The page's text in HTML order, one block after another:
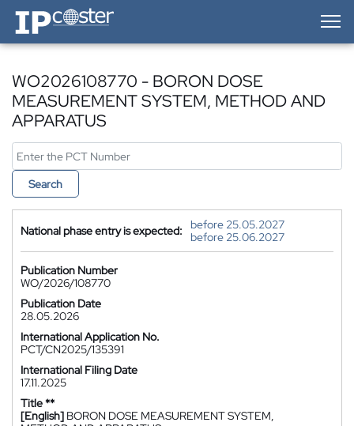
IP-Coster — Home
WO2026108770 - BORON DOSE
MEASUREMENT SYSTEM, METHOD AND
APPARATUS
Search
National phase entry is expected:
before 25.05.2027
before 25.06.2027
Publication Number
WO/2026/108770
Publication Date
28.05.2026
International Application No.
PCT/CN2025/135391
International Filing Date
17.11.2025
Title **
[English] BORON DOSE MEASUREMENT SYSTEM,